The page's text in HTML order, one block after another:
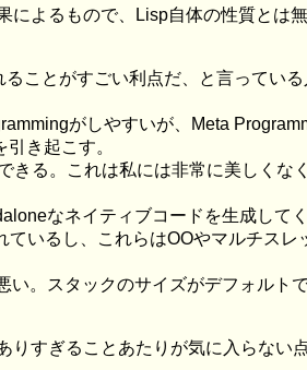
によるもので、Lisp自体の性質とは
ことがすごい利点だ、と言ってい
がしやすいが、Meta
き起こす。
きる。これは私には非常に美しく
なネイティブコードを生成して
ているし、これらはOOやマルチス
い。スタックのサイズがデフォル
すぎることあたりが気に入らない